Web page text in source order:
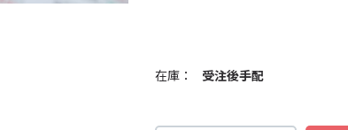
在庫： 受注後手配